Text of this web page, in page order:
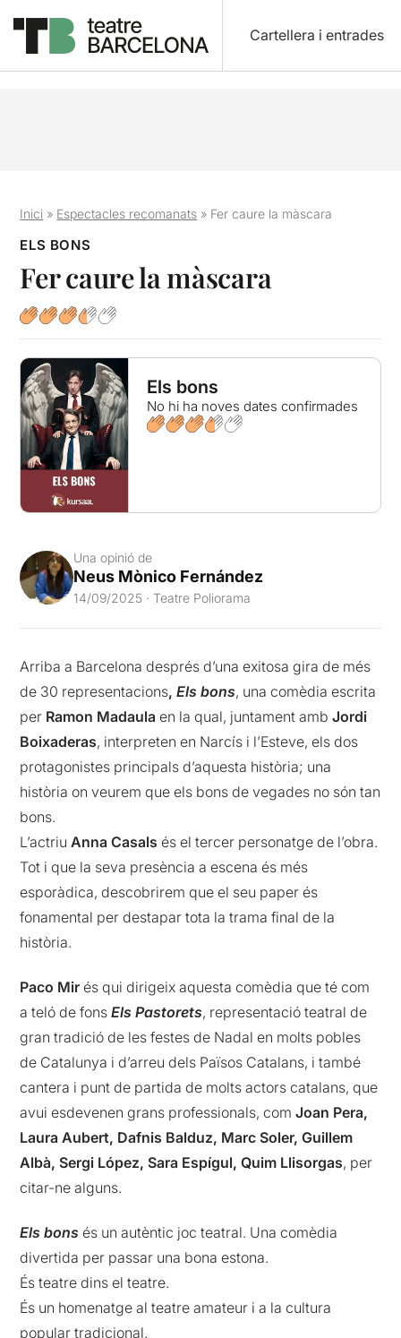
Cartellera i entrades
Inici » Espectacles recomanats » Fer caure la màscara
ELS BONS
Fer caure la màscara
Els bons
No hi ha noves dates confirmades
Una opinió de
Neus Mònico Fernández
14/09/2025 · Teatre Poliorama
Arriba a Barcelona després d’una exitosa gira de més
de 30 representacions,Els bons, una comèdia escrita
per Ramon Madaula en la qual, juntament ambJordi
Boixaderas, interpreten en Narcís i l’Esteve, els dos
protagonistes principals d’aquesta història; una
història on veurem que els bons de vegades no són tan
bons.
L’actriuAnna Casals és el tercer personatge de l’obra.
Tot i que la seva presència a escena és més
esporàdica, descobrirem que el seu paper és
fonamental per destapar tota la trama final de la
història.
Paco Mir és qui dirigeix aquesta comèdia que té com
a teló de fonsEls Pastorets, representació teatral de
gran tradició de les festes de Nadal en molts pobles
de Catalunya i d’arreu dels Països Catalans, i també
cantera i punt de partida de molts actors catalans, que
avui esdevenen grans professionals, comJoan Pera,
Laura Aubert, Dafnis Balduz, Marc Soler, Guillem
Albà, Sergi López, Sara Espígul, Quim Llisorgas, per
citar-ne alguns.
Els bons és un autèntic joc teatral. Una comèdia
divertida per passar una bona estona.
És teatre dins el teatre.
És un homenatge al teatre amateur i a la cultura
popular tradicional.